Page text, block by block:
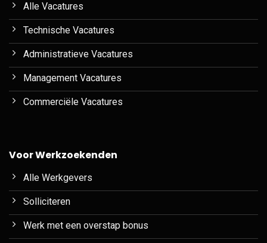
Alle Vacatures
Technische Vacatures
Administratieve Vacatures
Management Vacatures
Commerciële Vacatures
Voor Werkzoekenden
Alle Werkgevers
Solliciteren
Werk met een overstap bonus